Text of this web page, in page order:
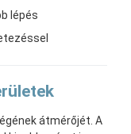
lépés
átmérőjét. A